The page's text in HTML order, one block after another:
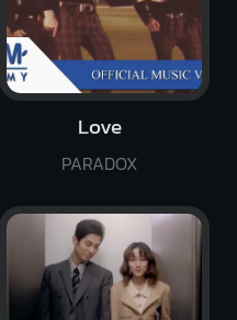
Love
PARADOX